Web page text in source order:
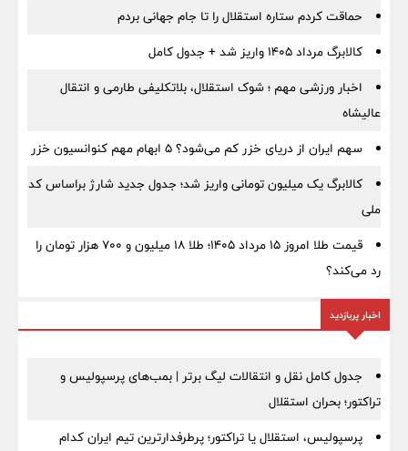
حماقت کردم ستاره استقلال را تا جام جهانی بردم
کالابرگ مرداد ۱۴۰۵ واریز شد + جدول کامل
اخبار ورزشی مهم ؛ شوک استقلال، بلاتکلیفی طارمی و انتقال
عالیشاه
سهم ایران از دریای خزر کم می‌شود؟ ۵ ابهام مهم کنوانسیون خزر
کالابرگ یک میلیون تومانی واریز شد؛ جدول جدید شارژ براساس کد
ملی
قیمت طلا امروز ۱۵ مرداد ۱۴۰۵؛ طلا ۱۸ میلیون و ۷۰۰ هزار تومان را
رد می‌کند؟
اخبار پربازدید
جدول کامل نقل و انتقالات لیگ برتر | بمب‌های پرسپولیس و
تراکتور؛ بحران استقلال
پرسپولیس، استقلال یا تراکتور؛ پرطرفدارترین تیم ایران کدام